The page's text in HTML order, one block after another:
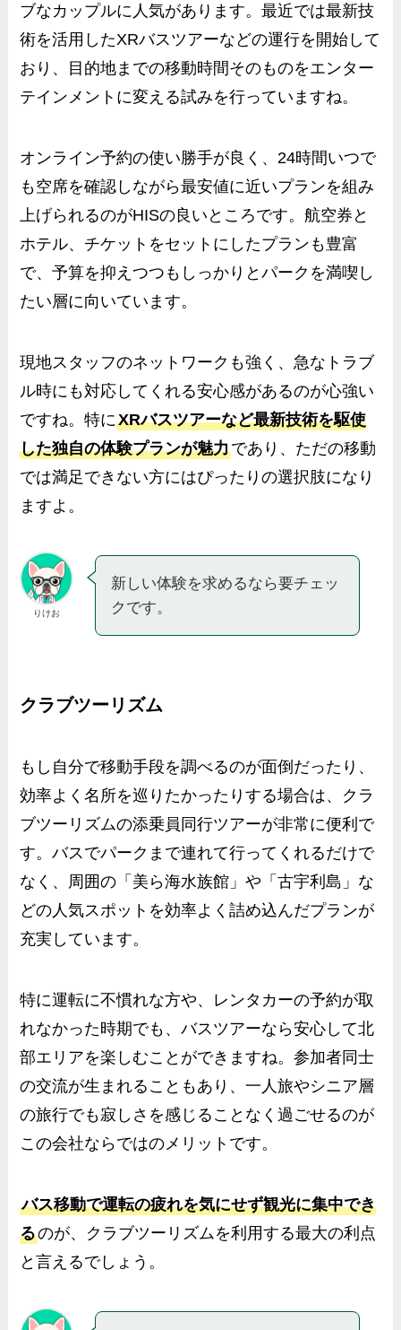
ブなカップルに人気があります。最近では最新技
術を活用したXRバスツアーなどの運行を開始して
おり、目的地までの移動時間そのものをエンター
テインメントに変える試みを行っていますね。
オンライン予約の使い勝手が良く、24時間いつで
も空席を確認しながら最安値に近いプランを組み
上げられるのがHISの良いところです。航空券と
ホテル、チケットをセットにしたプランも豊富
で、予算を抑えつつもしっかりとパークを満喫し
たい層に向いています。
現地スタッフのネットワークも強く、急なトラブ
ル時にも対応してくれる安心感があるのが心強い
ですね。特にXRバスツアーなど最新技術を駆使
した独自の体験プランが魅力であり、ただの移動
では満足できない方にはぴったりの選択肢になり
ますよ。
りけお
新しい体験を求めるなら要チェッ
クです。
クラブツーリズム
もし自分で移動手段を調べるのが面倒だったり、
効率よく名所を巡りたかったりする場合は、クラ
ブツーリズムの添乗員同行ツアーが非常に便利で
す。バスでパークまで連れて行ってくれるだけで
なく、周囲の「美ら海水族館」や「古宇利島」な
どの人気スポットを効率よく詰め込んだプランが
充実しています。
特に運転に不慣れな方や、レンタカーの予約が取
れなかった時期でも、バスツアーなら安心して北
部エリアを楽しむことができますね。参加者同士
の交流が生まれることもあり、一人旅やシニア層
の旅行でも寂しさを感じることなく過ごせるのが
この会社ならではのメリットです。
バス移動で運転の疲れを気にせず観光に集中でき
るのが、クラブツーリズムを利用する最大の利点
と言えるでしょう。